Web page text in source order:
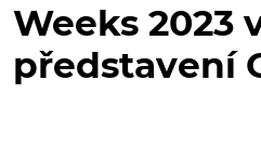
Weeks 2023
představení